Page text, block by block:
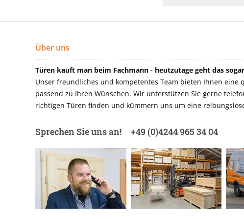
Über uns
Türen kauft man beim Fachmann - heutzutage geht das
Unser freundliches und kompetentes Team bieten Ihnen eine
passend zu Ihren Wünschen. Wir unterstützen Sie gerne
richtigen Türen finden und kümmern uns um eine
Sprechen Sie uns an! +49 (0)4244 965 34 04